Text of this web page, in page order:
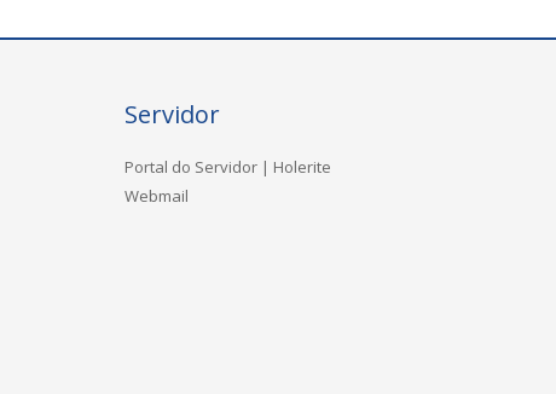
Servidor
Portal do Servidor | Holerite
Webmail